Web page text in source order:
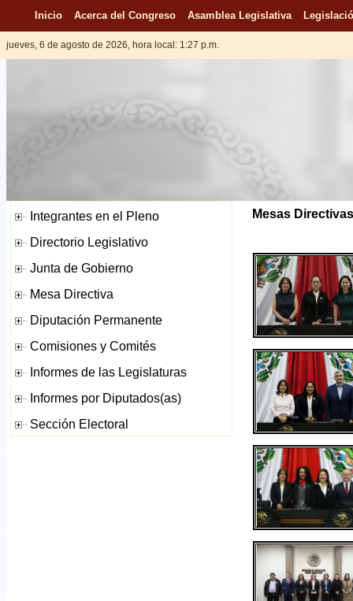
Inicio Acerca del Congreso Asamblea Legislativa
jueves, 6 de agosto de 2026, hora local: 1:27 p.m.
Mesas